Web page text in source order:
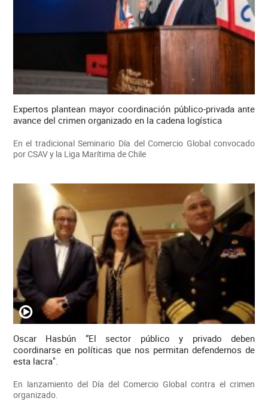
Expertos plantean mayor coordinación público-privada ante
avance del crimen organizado en la cadena logística
En el tradicional Seminario Día del Comercio Global convocado
por CSAV y la Liga Marítima de Chile
Oscar Hasbún “El sector público y privado deben
coordinarse en políticas que nos permitan defendernos de
esta lacra".
En lanzamiento del Día del Comercio Global contra el crimen
organizado.